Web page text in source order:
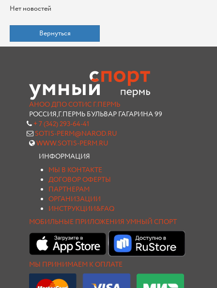
Нет новостей
Вернуться
АНОО ДПО СОТИС Г.ПЕРМЬ
РОССИЯ,Г.ПЕРМЬ БУЛЬВАР ГАГАРИНА 99
+ 7 (342) 293-64-41
SOTIS-PERM@NAROD.RU
WWW.SOTIS-PERM.RU
ИНФОРМАЦИЯ
МЫ В КОНТАКТЕ
ДОГОВОР ОФЕРТЫ
ПАРТНЕРАМ
ОРГАНИЗАЦИИ
ИНСТРУКЦИИ&FAQ
МОБИЛЬНЫЕ ПРИЛОЖЕНИЯ УМНЫЙ СПОРТ
МЫ ПРИНИМАЕМ К ОПЛАТЕ